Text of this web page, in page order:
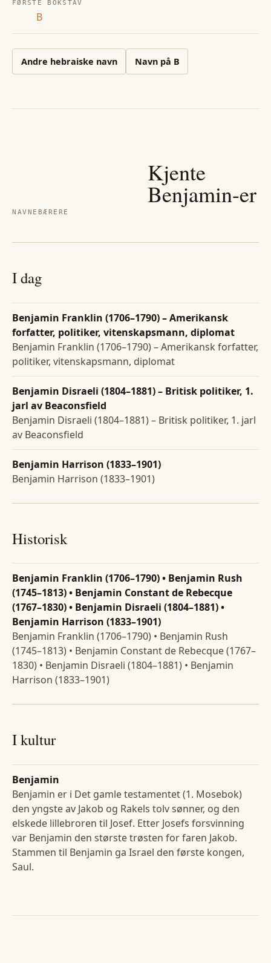
FØRSTE BOKSTAV
B
Andre hebraiske navn Navn på B
NAVNEBÆRERE
Kjente
Benjamin-er
I dag
Benjamin Franklin (1706–1790) – Amerikansk
forfatter, politiker, vitenskapsmann, diplomat
Benjamin Franklin (1706–1790) – Amerikansk forfatter,
politiker, vitenskapsmann, diplomat
Benjamin Disraeli (1804–1881) – Britisk politiker, 1.
jarl av Beaconsfield
Benjamin Disraeli (1804–1881) – Britisk politiker, 1. jarl
av Beaconsfield
Benjamin Harrison (1833–1901)
Benjamin Harrison (1833–1901)
Historisk
Benjamin Franklin (1706–1790) • Benjamin Rush
(1745–1813) • Benjamin Constant de Rebecque
(1767–1830) • Benjamin Disraeli (1804–1881) •
Benjamin Harrison (1833–1901)
Benjamin Franklin (1706–1790) • Benjamin Rush
(1745–1813) • Benjamin Constant de Rebecque (1767–
1830) • Benjamin Disraeli (1804–1881) • Benjamin
Harrison (1833–1901)
I kultur
Benjamin
Benjamin er i Det gamle testamentet (1. Mosebok)
den yngste av Jakob og Rakels tolv sønner, og den
elskede lillebroren til Josef. Etter Josefs forsvinning
var Benjamin den største trøsten for faren Jakob.
Stammen til Benjamin ga Israel den første kongen,
Saul.